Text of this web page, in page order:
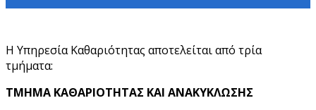
Η Υπηρεσία Καθαριότητας αποτελείται από τρία
τμήματα:
ΤΜΗΜΑ ΚΑΘΑΡΙΟΤΗΤΑΣ ΚΑΙ ΑΝΑΚΥΚΛΩΣΗΣ